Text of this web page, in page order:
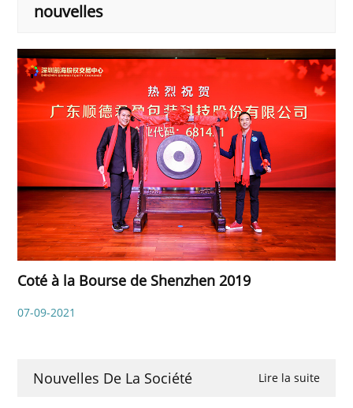
nouvelles
Coté à la Bourse de Shenzhen 2019
07-09-2021
Nouvelles De La Société Lire la suite